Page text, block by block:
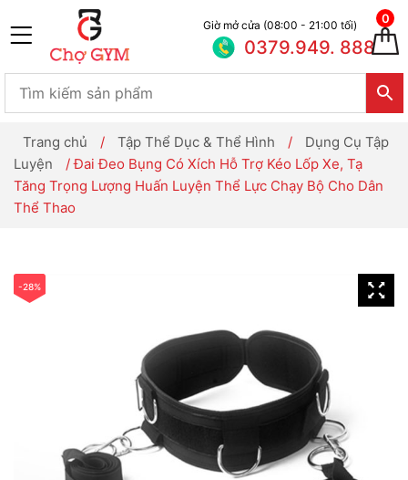
Giờ mở cửa (08:00 - 21:00 tối)
0379.949. 888
0
Trang chủ / Tập Thể Dục & Thể Hình /
Dụng Cụ Tập
Luyện
/ Đai Đeo Bụng Có Xích Hỗ Trợ Kéo Lốp Xe, Tạ
Tăng Trọng Lượng Huấn Luyện Thể Lực Chạy Bộ Cho Dân
Thể Thao
-28%